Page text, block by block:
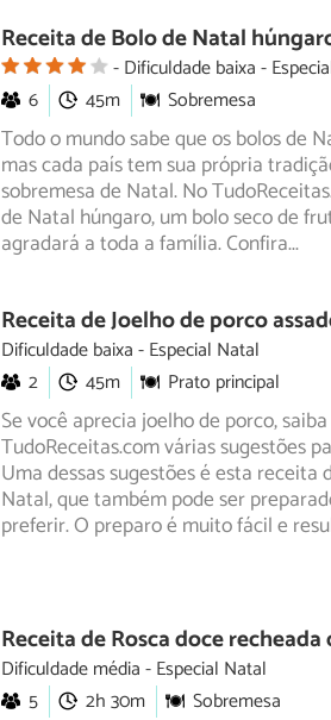
Receita de Bolo de Natal
Dificuldade baixa
6 45m Sobremesa
Todo o mundo sabe que os bolos de
mas cada país tem sua própria
sobremesade Natal. No
de Natal húngaro, um bolo seco de
agradará a toda a família. Confira...
Receita de Joelho de porco
Dificuldade baixa Especial Natal
2 45m Prato principal
Se você aprecia joelho de porco,
TudoReceitas.com várias sugestões
Uma dessassugestões é esta receita
Natal, que também pode ser
preferir. O preparo é muito fácil e
Receita de Rosca doce
Dificuldade média Especial Natal
5 2h 30m Sobremesa